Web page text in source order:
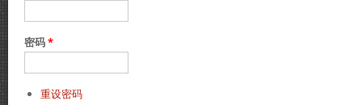
密码*
重设密码